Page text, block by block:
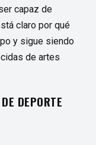
capaz de
claro por qué
y sigue siendo
de artes
DEPORTE